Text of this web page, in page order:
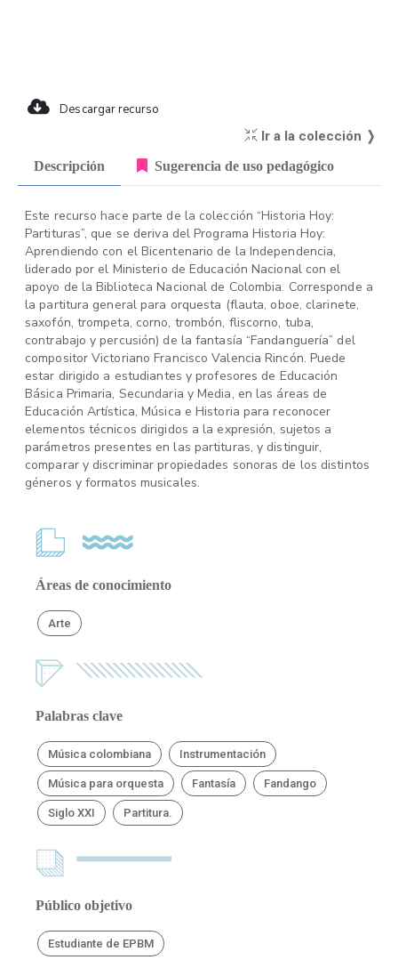
Descargar recurso
Ir a la colección ❭
Descripción Sugerencia de uso pedagógico
Este recurso hace parte de la colección “Historia Hoy:
Partituras”, que se deriva del Programa Historia Hoy:
Aprendiendo con el Bicentenario de la Independencia,
liderado por el Ministerio de Educación Nacional con el
apoyo de la Biblioteca Nacional de Colombia. Corresponde a
la partitura general para orquesta (flauta, oboe, clarinete,
saxofón, trompeta, corno, trombón, fliscorno, tuba,
contrabajo y percusión) de la fantasía “Fandanguería” del
compositor Victoriano Francisco Valencia Rincón. Puede
estar dirigido a estudiantes y profesores de Educación
Básica Primaria, Secundaria y Media, en las áreas de
Educación Artística, Música e Historia para reconocer
elementos técnicos dirigidos a la expresión, sujetos a
parámetros presentes en las partituras, y distinguir,
comparar y discriminar propiedades sonoras de los distintos
géneros y formatos musicales.
Áreas de conocimiento
Arte
Palabras clave
Música colombiana Instrumentación
Música para orquesta Fantasía Fandango
Siglo XXI Partitura.
Público objetivo
Estudiante de EPBM